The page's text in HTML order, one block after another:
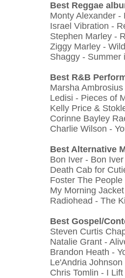
Best Reggae
Monty Alexander -
Israel Vibration -
Stephen Marley -
Ziggy Marley -
Shaggy - Summer
Best R&B
Marsha
Ledisi - Pieces of
Kelly Price &
Corinne Bayley
Charlie Wilson -
Best Alternative
Bon Iver - Bon Iver
Death Cab for
Foster The People
My Morning
Radiohead - The
Best Gospel/
Steven Curtis
Natalie Grant -
Brandon Heath -
Le'Andria
Chris Tomlin - I